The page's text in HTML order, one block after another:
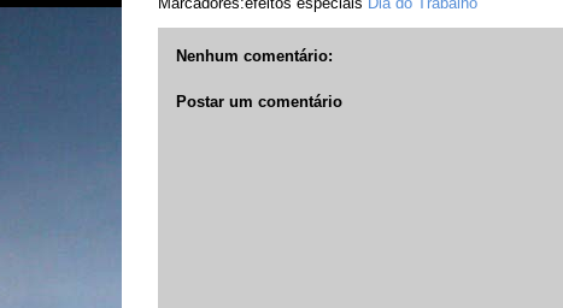
Nenhum comentário:
Postar um comentário